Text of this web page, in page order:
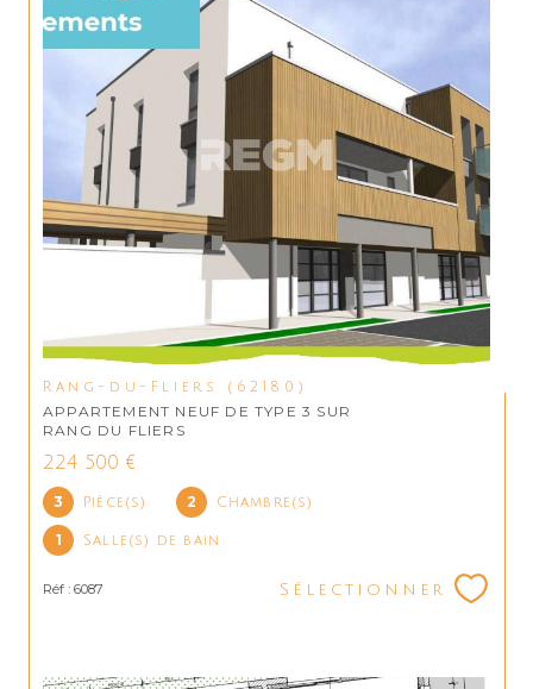
Rang-du-Fliers (62180)
APPARTEMENT NEUF DE TYPE 3 SUR
RANG DU FLIERS
224 500 €
3 Pièce(s) 2 Chambre(s)
1 Salle(s) de bain
Réf : 6087 Sélectionner